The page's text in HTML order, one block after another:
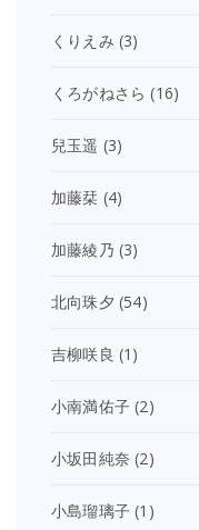
くりえみ (3)
くろがねさら (16)
兒玉遥 (3)
加藤栞 (4)
加藤綾乃 (3)
北向珠夕 (54)
吉柳咲良 (1)
小南満佑子 (2)
小坂田純奈 (2)
小島瑠璃子 (1)